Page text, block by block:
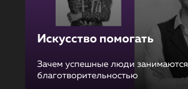
Искусство помогать
Зачем успешные люди занимаются
благотворительностью